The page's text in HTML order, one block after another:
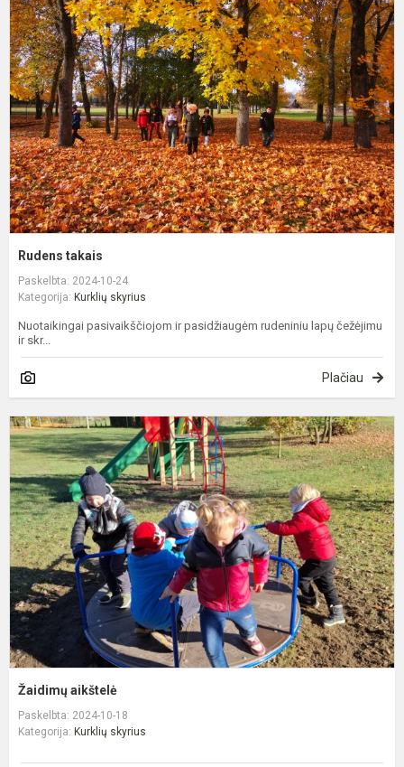
Rudens takais
Paskelbta: 2024-10-24
Kategorija: Kurklių skyrius
Nuotaikingai pasivaikščiojom ir pasidžiaugėm rudeniniu lapų čežėjimu
ir skr...
Plačiau
Žaidimų aikštelė
Paskelbta: 2024-10-18
Kategorija: Kurklių skyrius